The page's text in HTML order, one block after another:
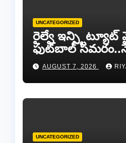
UNCATEGORIZED
రైల్వే
ఫుట్‌బాల్
జట్లు సిద్ధం!.
AUGUST 7, 2026
UNCATEGORIZED